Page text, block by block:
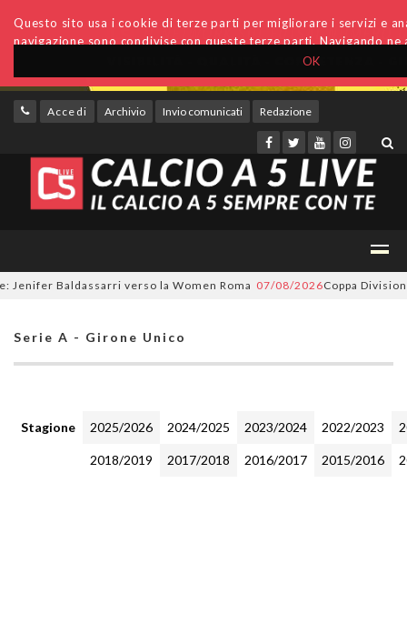
OK
Questo sito usa i cookie di terze parti per migliorare i servizi e
navigazione sono condivise con queste terze parti. Navigando
Accedi Archivio Invio comunicati Redazione
Baldassarri verso la Women Roma 07/08/2026Coppa Divisione,
Serie A - Girone Unico
Stagione 2025/2026 2024/2025 2023/2024 2022/2023
2018/2019 2017/2018 2016/2017 2015/2016